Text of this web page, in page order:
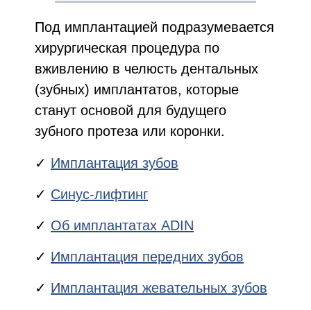
Под имплантацией подразумевается
хирургическая процедура по
вживлению в челюсть дентальных
(зубных) имплантатов, которые
станут основой для будущего
зубного протеза или коронки.
Имплантация зубов
Синус-лифтинг
Об имплантатах ADIN
Имплантация передних зубов
Имплантация жевательных зубов